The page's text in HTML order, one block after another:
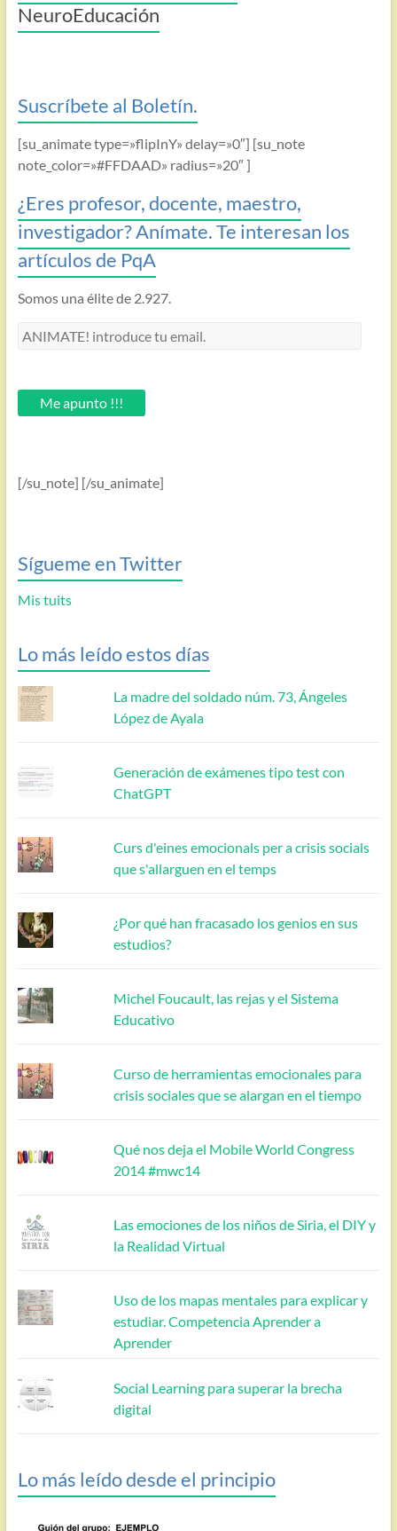
NeuroEducación
Suscríbete al Boletín.
[su_animate type=»flipInY» delay=»0″] [su_note
note_color=»#FFDAAD» radius=»20″ ]
¿Eres profesor, docente, maestro,
investigador? Anímate. Te interesan los
artículos de PqA
Somos una élite de 2.927.
ANIMATE!
email.Me apunto !!!
[/su_note] [/su_animate]
Sígueme en Twitter
Mis tuits
Lo más leído estos días
La madre del soldado núm. 73, Ángeles
López de Ayala
Generación de exámenes tipo test con
ChatGPT
Curs d'eines emocionals per a crisis socials
que s'allarguen en el temps
¿Por qué han fracasado los genios en sus
estudios?
Michel Foucault, las rejas y el Sistema
Educativo
Curso de herramientas emocionales para
crisis sociales que se alargan en el tiempo
Qué nos deja el Mobile World Congress
2014 #mwc14
Las emociones de los niños de Siria, el DIY y
la Realidad Virtual
Uso de los mapas mentales para explicar y
estudiar. Competencia Aprender a
Aprender
Social Learning para superar la brecha
digital
Lo más leído desde el principio